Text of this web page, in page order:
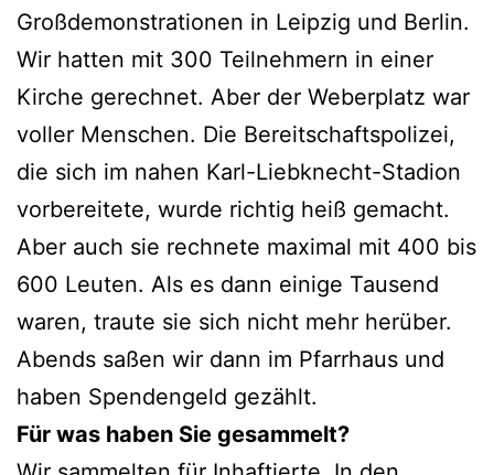
Großdemonstrationen in Leipzig und Berlin.
Wir hatten mit 300 Teilnehmern in einer
Kirche gerechnet. Aber der Weberplatz war
voller Menschen. Die Bereitschaftspolizei,
die sich im nahen Karl-Liebknecht-Stadion
vorbereitete, wurde richtig heiß gemacht.
Aber auch sie rechnete maximal mit 400 bis
600 Leuten. Als es dann einige Tausend
waren, traute sie sich nicht mehr herüber.
Abends saßen wir dann im Pfarrhaus und
haben Spendengeld gezählt.
Für was haben Sie gesammelt?